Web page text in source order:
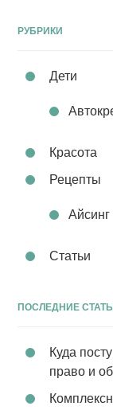
РУБРИКИ
Дети
Красота
Рецепты
Айсинг
Статьи
ПОСЛЕДНИЕ
Куда
право и